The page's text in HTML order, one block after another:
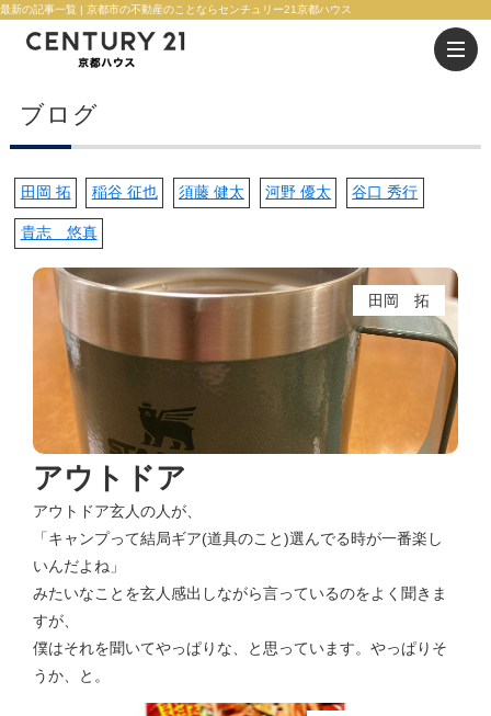
最新の記事一覧 | 京都市の不動産のことならセンチュリー21京都ハウス
ブログ
田岡 拓 稲谷 征也 須藤 健太 河野 優太 谷口 秀行
貴志 悠真
田岡 拓
アウトドア
アウトドア玄人の人が、
「キャンプって結局ギア(道具のこと)選んでる時が一番楽し
いんだよね」
みたいなことを玄人感出しながら言っているのをよく聞きま
すが、
僕はそれを聞いてやっぱりな、と思っています。やっぱりそ
うか、と。